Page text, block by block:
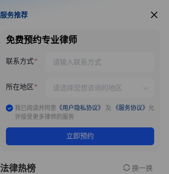
服务推荐
服务推荐
免费预约专业律师
联系方式
所在地区
我已阅读并同意 《用户隐私协议》 及 《服务协议》 允
许接受更多律师的服务
立即预约
法律热榜 换一换